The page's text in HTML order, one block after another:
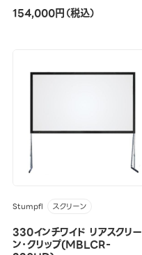
154,000円（税込）
Stumpfl スクリーン
330インチワイド リアスクリー
ン･クリップ(MBLCR-